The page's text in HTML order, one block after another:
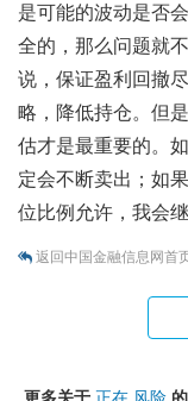
是可能的波动是否
全的，那么问题就
说，保证盈利回撤
略，降低持仓。但
估才是最重要的。
定会不断卖出；如
位比例允许，我会继
返回中国金融信息网首
更多关于 正在 风险